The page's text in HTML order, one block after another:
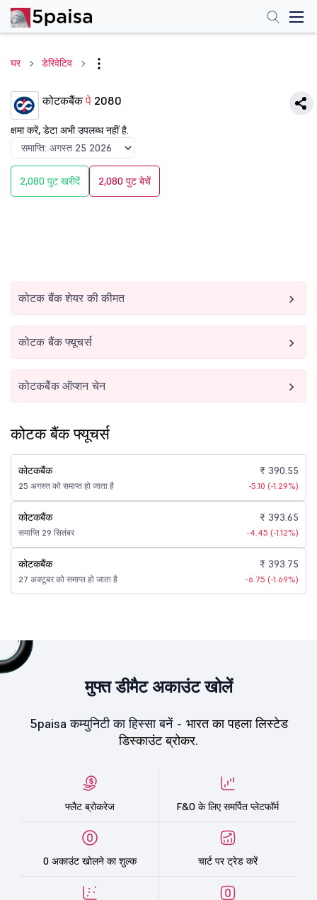
घर डेरिवेटिव
कोटकबैंकपे 2080
क्षमा करें, डेटा अभी उपलब्ध नहीं है.
2,080 पुट खरीदें 2,080 पुट बेचें
कोटक बैंक शेयर की कीमत
कोटक बैंक फ्यूचर्स
कोटकबैंक ऑप्शन चेन
कोटक बैंक फ्यूचर्स
कोटकबैंक
25 अगस्त को समाप्त हो जाता है
₹ 390.55
-5.10 (-1.29%)
कोटकबैंक
समाप्ति 29 सितंबर
₹ 393.65
-4.45 (-1.12%)
कोटकबैंक
27 अक्टूबर को समाप्त हो जाता है
₹ 393.75
-6.75 (-1.69%)
मुफ्त डीमैट अकाउंट खोलें
5paisa कम्युनिटी का हिस्सा बनें - भारत का पहला लिस्टेड
डिस्काउंट ब्रोकर.
फ्लैट ब्रोकरेज F&O के लिए समर्पित प्लेटफॉर्म
0 अकाउंट खोलने का शुल्क चार्ट पर ट्रेड करें